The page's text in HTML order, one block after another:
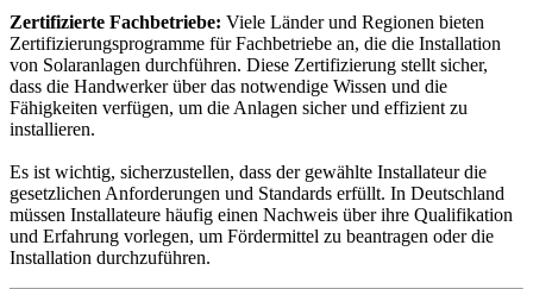
Zertifizierte Fachbetriebe: Viele Länder und Regionen bieten
Zertifizierungsprogramme für Fachbetriebe an, die die Installation
von Solaranlagen durchführen. Diese Zertifizierung stellt sicher,
dass die Handwerker über das notwendige Wissen und die
Fähigkeiten verfügen, um die Anlagen sicher und effizient zu
installieren.
Es ist wichtig, sicherzustellen, dass der gewählte Installateur die
gesetzlichen Anforderungen und Standards erfüllt. In Deutschland
müssen Installateure häufig einen Nachweis über ihre Qualifikation
und Erfahrung vorlegen, um Fördermittel zu beantragen oder die
Installation durchzuführen.